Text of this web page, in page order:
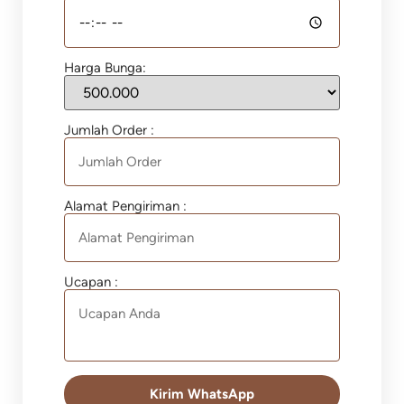
Harga Bunga:
Jumlah Order :
Alamat Pengiriman :
Ucapan :
Kirim WhatsApp